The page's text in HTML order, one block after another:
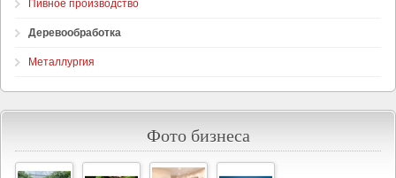
Пивное производство
Деревообработка
Металлургия
Фото бизнеса